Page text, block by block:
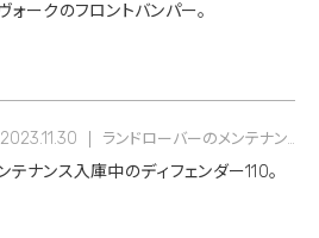
ォークのフロントバンパー。
2023.11.30 ランドローバーのメンテナンス
テナンス入庫中のディフェンダー110。